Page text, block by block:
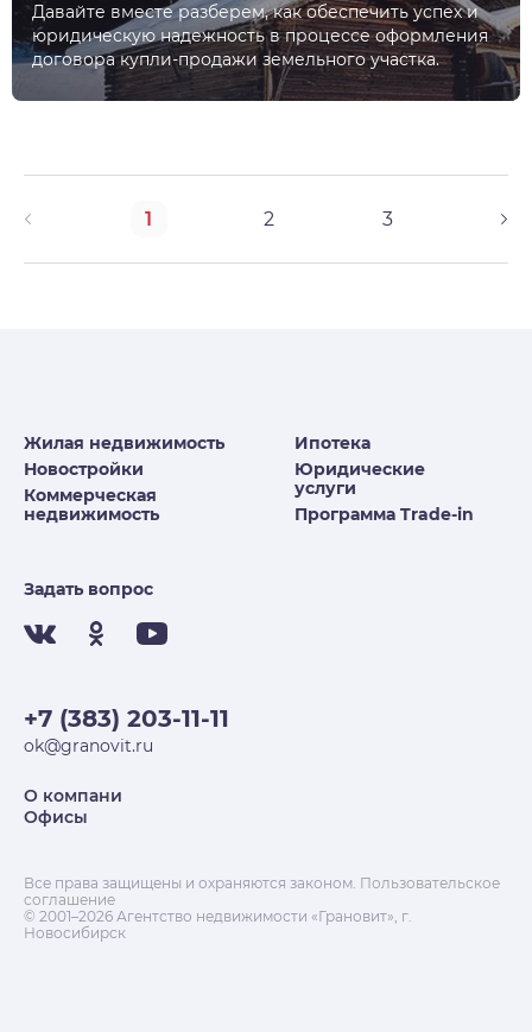
Давайте вместе разберем, как обеспечить успех и
юридическую надежность в процессе оформления
договора купли-продажи земельного участка.
1 2 3
Жилая недвижимость
Новостройки
Коммерческая
недвижимость
Ипотека
Юридические
услуги
Программа Trade-in
Задать вопрос
+7 (383) 203-11-11
ok@granovit.ru
О компани
Офисы
Все права защищены и охраняются законом. Пользовательское
соглашение
© 2001–2026 Агентство недвижимости «Грановит», г.
Новосибирск